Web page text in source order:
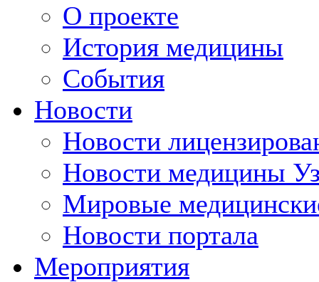
О проекте
История медицины
События
Новости
Новости
Новости медицины
Мировые
Новости портала
Мероприятия